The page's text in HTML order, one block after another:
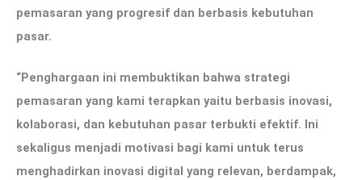
pemasaran yang progresif dan berbasis kebutuhan
pasar.
“Penghargaan ini membuktikan bahwa strategi
pemasaran yang kami terapkan yaitu berbasis inovasi,
kolaborasi, dan kebutuhan pasar terbukti efektif. Ini
sekaligus menjadi motivasi bagi kami untuk terus
menghadirkan inovasi digital yang relevan, berdampak,